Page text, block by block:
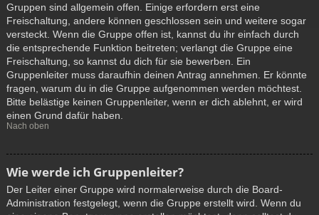
Gruppen sind allgemein offen. Einige erfordern erst eine
Freischaltung, andere können geschlossen sein und weitere sogar
versteckt. Wenn die Gruppe offen ist, kannst du ihr einfach durch
die entsprechende Funktion beitreten; verlangt die Gruppe eine
Freischaltung, so kannst du dich für sie bewerben. Ein
Gruppenleiter muss daraufhin deinen Antrag annehmen. Er könnte
fragen, warum du in die Gruppe aufgenommen werden möchtest.
Bitte belästige keinen Gruppenleiter, wenn er dich ablehnt, er wird
einen Grund dafür haben.
Nach oben
Wie werde ich Gruppenleiter?
Der Leiter einer Gruppe wird normalerweise durch die Board-
Administration festgelegt, wenn die Gruppe erstellt wird. Wenn du